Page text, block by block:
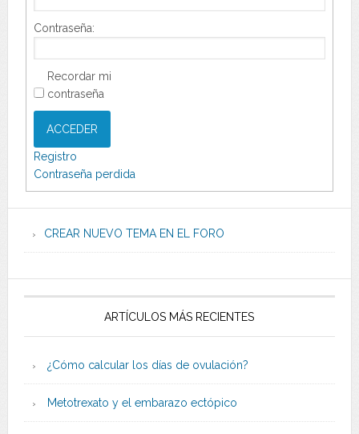
Contraseña:
Recordar mi
contraseña
ACCEDER
Registro
Contraseña perdida
CREAR NUEVO TEMA EN EL FORO
ARTÍCULOS MÁS RECIENTES
¿Cómo calcular los días de ovulación?
Metotrexato y el embarazo ectópico